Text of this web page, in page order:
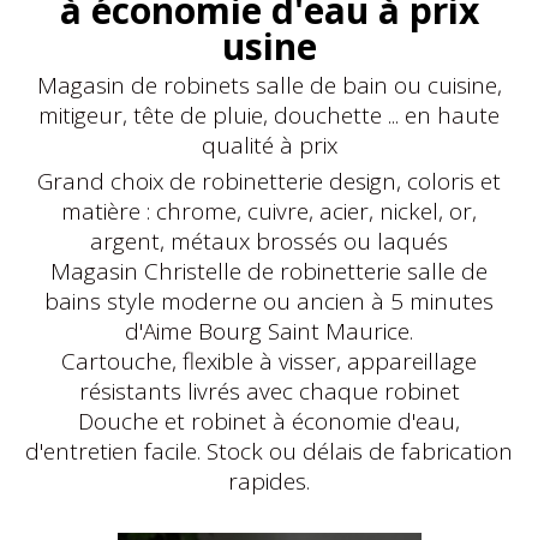
à économie d'eau à prix
usine
Magasin de robinets salle de bain ou cuisine,
mitigeur, tête de pluie, douchette ... en haute
qualité à prix
Grand choix de robinetterie design, coloris et
matière : chrome, cuivre, acier, nickel, or,
argent, métaux brossés ou laqués
Magasin Christelle de robinetterie salle de
bains style moderne ou ancien à 5 minutes
d'Aime Bourg Saint Maurice.
Cartouche, flexible à visser, appareillage
résistants livrés avec chaque robinet
Douche et robinet à économie d'eau,
d'entretien facile. Stock ou délais de fabrication
rapides.